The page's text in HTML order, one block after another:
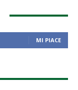
MI PIACE